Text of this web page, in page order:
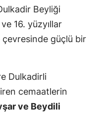
Beyliği
16. yüzyıllar
çevresinde güçlü bir
Dulkadirli
cemaatlerin
ve Beydili